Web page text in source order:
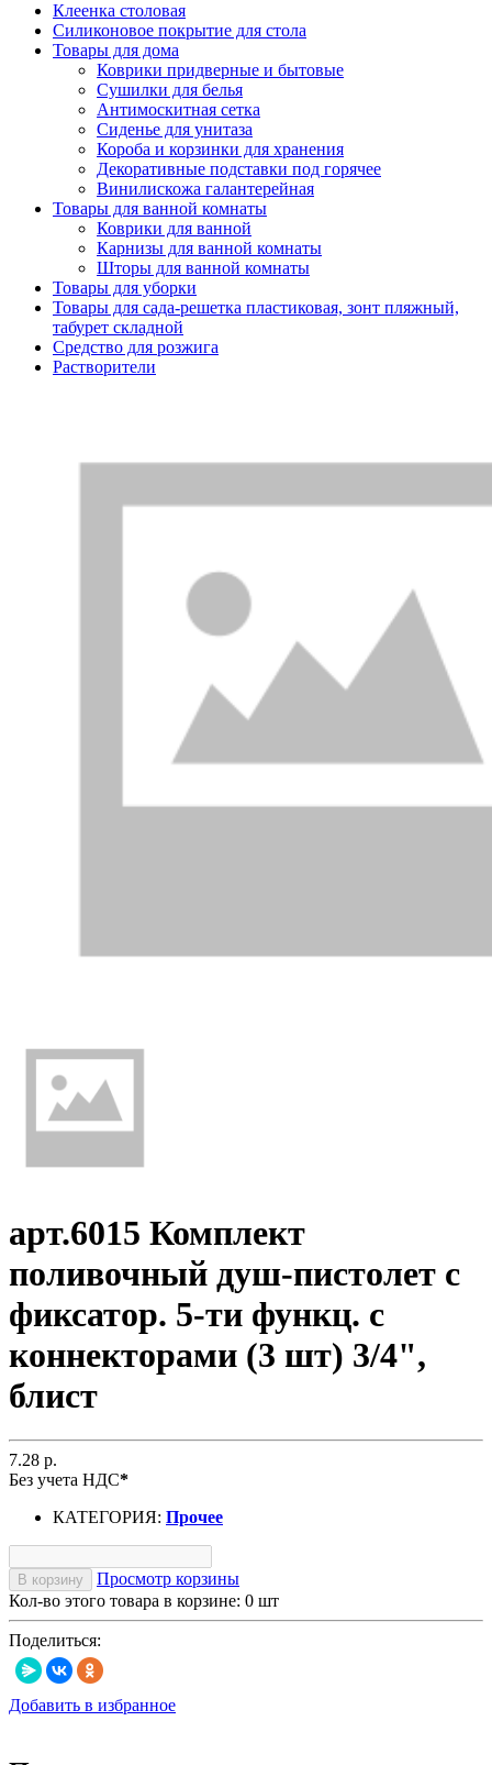
Клеенка столовая
Силиконовое покрытие для стола
Товары для дома
Коврики придверные и бытовые
Сушилки для белья
Антимоскитная сетка
Сиденье для унитаза
Короба и корзинки для хранения
Декоративные подставки под горячее
Винилискожа галантерейная
Товары для ванной комнаты
Коврики для ванной
Карнизы для ванной комнаты
Шторы для ванной комнаты
Товары для уборки
Товары для сада-решетка пластиковая, зонт пляжный,
табурет складной
Средство для розжига
Растворители
арт.6015 Комплект
поливочный душ-пистолет с
фиксатор. 5-ти функц. с
коннекторами (3 шт) 3/4",
блист
7.28 р.
Без учета НДС*
КАТЕГОРИЯ: Прочее
В корзину
Просмотр корзины
Кол-во этого товара в корзине: 0 шт
Поделиться:
Добавить в избранное